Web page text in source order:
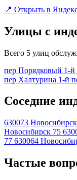
📍 Открыть в
Улицы с
Всего 5 улиц
пер Порядковый 1-й
пер Халтурина 1-й
Соседние
630073
Новосибирск 75
77 630064
Частые